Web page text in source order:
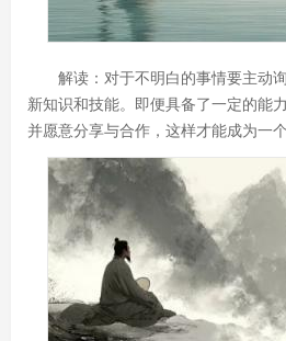
解读：对于不明白的事情要主动
新知识和技能。即便具备了一定的能
并愿意分享与合作，这样才能成为一